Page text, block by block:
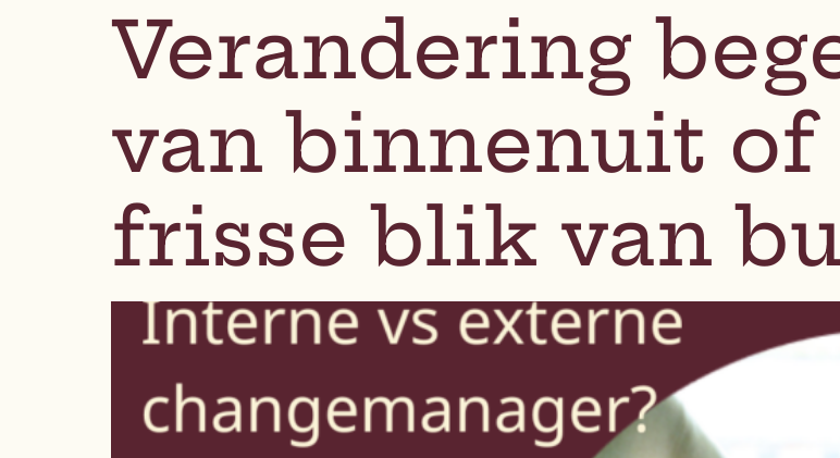
Verandering
van binnenuit of
frisse blik van